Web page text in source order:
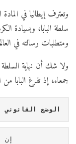
وتعترف إيطاليا في
سلطة البابا، وبسيادة
ومتطلبات رسالته في
ولا شك أن نهاية السلطة
جمعاء، إذ تفرغ البابا من
الوضع القانوني
إن الكرسي